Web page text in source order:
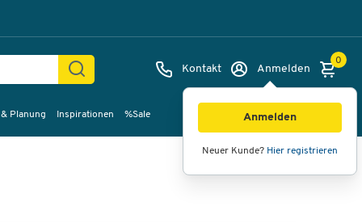
Kontakt Anmelden
Anmelden
Neuer Kunde? Hier registrieren
0
Planung Inspirationen %Sale